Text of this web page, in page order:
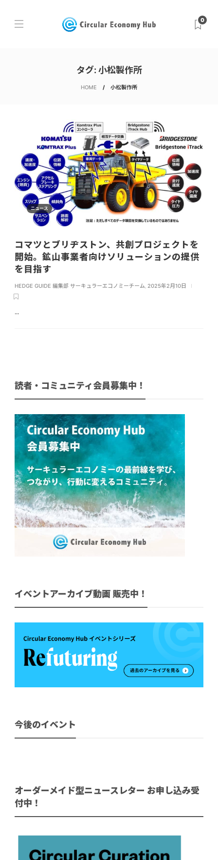
0
タグ: 小松製作所
HOME 小松製作所
ニュース
コマツとブリヂストン、共創プロジェクトを
開始。鉱山事業者向けソリューションの提供
を目指す
HEDGE GUIDE 編集部 サーキュラーエコノミーチーム 2025年2月10日
...
読者・コミュニティ会員募集中！
イベントアーカイブ動画 販売中！
今後のイベント
オーダーメイド型ニュースレター お申し込み受
付中！